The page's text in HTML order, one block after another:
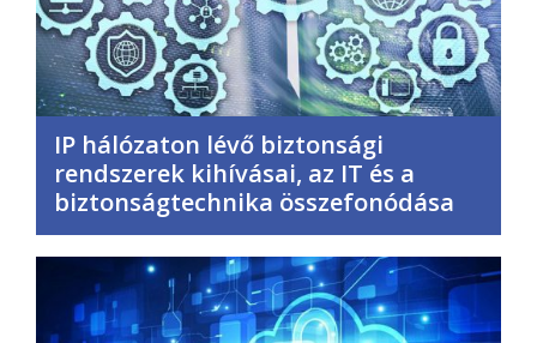
IP hálózaton lévő biztonsági
rendszerek kihívásai, az IT és a
biztonságtechnika összefonódása